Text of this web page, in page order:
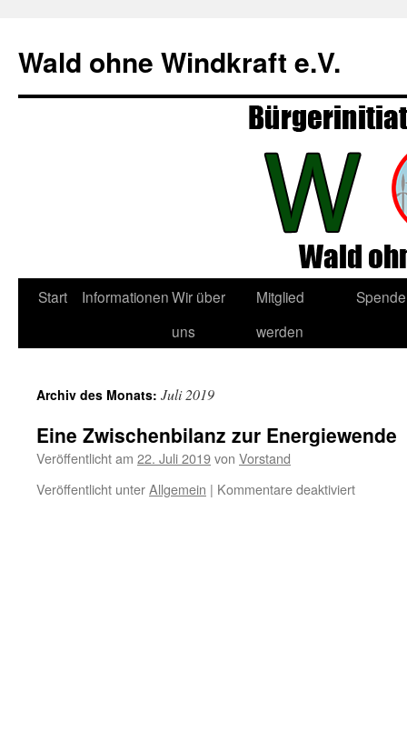
springen
Wald ohne Windkraft e.V.
Start InformationenWir über
uns
Mitglied
werden
Archiv des Monats: Juli 2019
Eine Zwischenbilanz zur Energiewende
Veröffentlicht am 22. Juli 2019von Vorstand
Veröffentlicht unterAllgemein | Kommentare deaktiviertfür